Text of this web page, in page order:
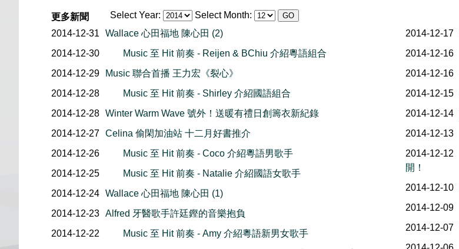
Select Year: Select Month:
更多新聞
2014-12-31
Wallace 心田福地 陳心田 (2)
2014-12-30
Music 至 Hit 前奏 - Reijen & BChiu 介紹粵語組合
2014-12-29
Music 聯合首播 王力宏《裂心》
2014-12-28
Music 至 Hit 前奏 - Shirley 介紹國語組合
2014-12-28 Winter Warm Wave 號外！送暖有禮日創籌衣新紀錄
2014-12-27 Celina 偷閑加油站 十二月好書推介
2014-12-26
Music 至 Hit 前奏 - Coco 介紹粵語男歌手
2014-12-25
Music 至 Hit 前奏 - Natalie 介紹國語女歌手
2014-12-24 Wallace 心田福地 陳心田 (1)
2014-12-23 Alfred 牙醫歌手許廷鏗的音樂抱負
2014-12-22
Music 至 Hit 前奏 - Amy 介紹粵語新男女歌手
2014-12-17
2014-12-16
2014-12-16
2014-12-15
2014-12-14
2014-12-13
2014-12-12
開！
2014-12-10
2014-12-09
2014-12-07